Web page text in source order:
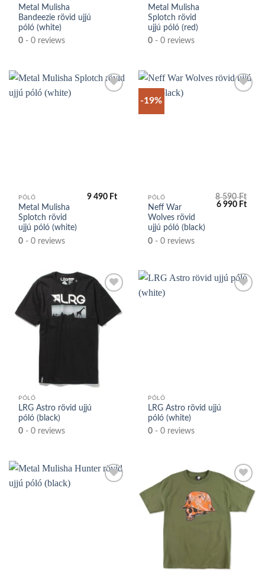
Metal Mulisha
Bandeezie rövid ujjú
póló (white)
0 - 0 reviews
Metal Mulisha
Splotch rövid
ujjú póló (red)
0 - 0 reviews
PÓLÓ
Metal Mulisha
Splotch rövid
ujjú póló (white)
0 - 0 reviews
9 490 Ft
-19%
PÓLÓ
Neff War
Wolves rövid
ujjú póló (black)
0 - 0 reviews
8 590Ft
Original
6 990 Ft
PÓLÓ
LRG Astro rövid ujjú
póló (black)
0 - 0 reviews
PÓLÓ
LRG Astro rövid ujjú
póló (white)
0 - 0 reviews